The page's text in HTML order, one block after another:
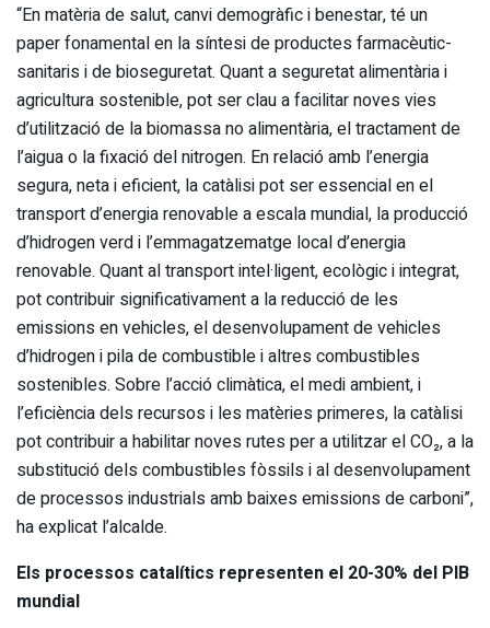
“En matèria de salut, canvi demogràfic i benestar, té un
paper fonamental en la síntesi de productes farmacèutic-
sanitaris i de bioseguretat. Quant a seguretat alimentària i
agricultura sostenible, pot ser clau a facilitar noves vies
d’utilització de la biomassa no alimentària, el tractament de
l’aigua o la fixació del nitrogen. En relació amb l’energia
segura, neta i eficient, la catàlisi pot ser essencial en el
transport d’energia renovable a escala mundial, la producció
d’hidrogen verd i l’emmagatzematge local d’energia
renovable. Quant al transport intel·ligent, ecològic i integrat,
pot contribuir significativament a la reducció de les
emissions en vehicles, el desenvolupament de vehicles
d’hidrogen i pila de combustible i altres combustibles
sostenibles. Sobre l’acció climàtica, el medi ambient, i
l’eficiència dels recursos i les matèries primeres, la catàlisi
pot contribuir a habilitar noves rutes per a utilitzar el CO₂, a la
substitució dels combustibles fòssils i al desenvolupament
de processos industrials amb baixes emissions de carboni”,
ha explicat l’alcalde.
Els processos catalítics representen el 20-30% del PIB
mundial